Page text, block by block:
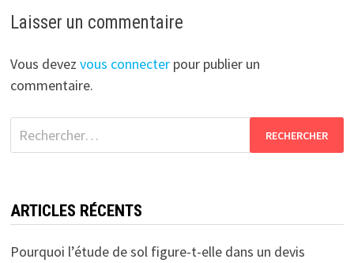
Laisser un commentaire
Vous devez vous connecterpour publier un
commentaire.
Rechercher :
ARTICLES RÉCENTS
Pourquoi l’étude de sol figure-t-elle dans un devis